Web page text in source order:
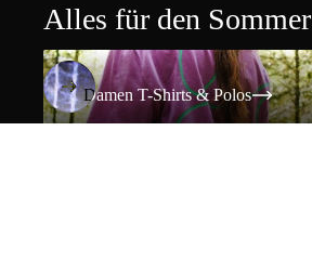
Alles für den Sommer
Damen T-Shirts & Polos
Damen T-Shirts & Polos